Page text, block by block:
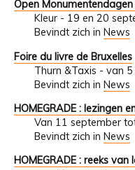
Open
Kleur - 19 en 20
Bevindt zich in News
Foire du livre de Bruxelles
Thurn &Taxis - van
Bevindt zich in News
HOMEGRADE : lezingen
Van 11 september
Bevindt zich in News
HOMEGRADE : reeks